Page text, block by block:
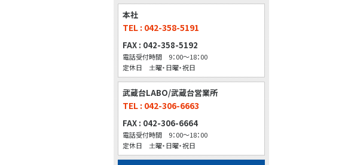
本社
TEL : 042-358-5191
FAX : 042-358-5192
電話受付時間 9：00～18：00
定休日 土曜・日曜・祝日
武蔵台LABO/武蔵台営業所
TEL : 042-306-6663
FAX : 042-306-6664
電話受付時間 9：00～18：00
定休日 土曜・日曜・祝日